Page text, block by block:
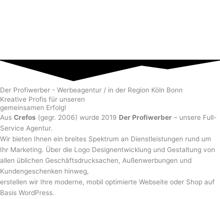
Der Profiwerber - Werbeagentur / in der Region Köln Bonn
Kreative Profis für unseren
gemeinsamen Erfolg!
Aus Crefos (gegr. 2006) wurde 2019 Der Profiwerber – unsere Full-
Service Agentur.
Wir bieten Ihnen ein breites Spektrum an Dienstleistungen rund um
Ihr Marketing. Über die Logo Designentwicklung und Gestaltung von
allen üblichen Geschäftsdrucksachen, Außenwerbungen und
Kundengeschenken hinweg,
erstellen wir Ihre moderne, mobil optimierte Webseite oder Shop auf
Basis WordPress.